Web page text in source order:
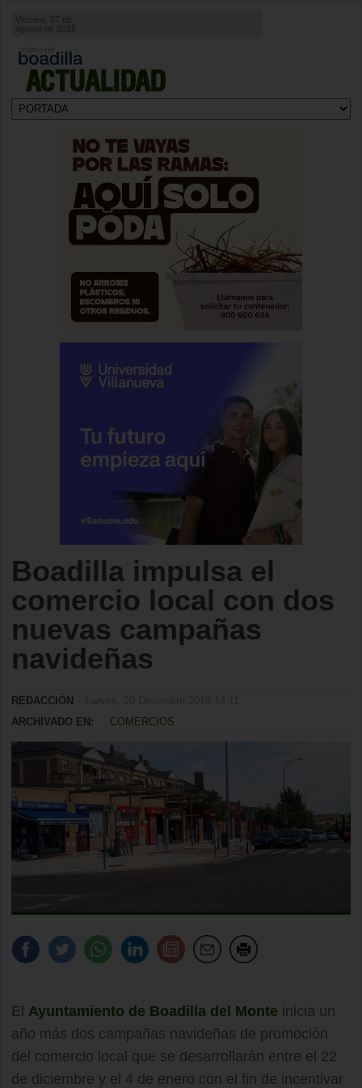
ACTUALIDAD
agosto de 2026
Boadilla impulsa el
comercio local con dos
nuevas campañas
navideñas
REDACCIÓN
ARCHIVADO EN:
COMERCIOS
El Ayuntamiento de Boadilla del Monte inicia un
año más dos campañas navideñas de promoción
del comercio local que se desarrollarán entre el 22
de diciembre y el 4 de enero con el fin de incentivar